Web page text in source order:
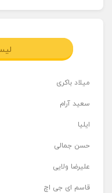
میلاد باکری
سعید آرام
ایلیا
حسن جمالی
علیرضا ولایی
قاسم ای جی اچ